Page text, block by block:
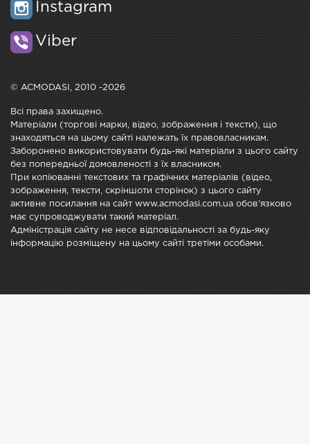
Instagram
Viber
© ACMODASI, 2010 -2026
Всі права захищено.
Матеріали (торгові марки, відео, зображення і тексти), що
знаходяться на цьому сайті належать їх правовласникам.
Заборонено використовувати будь-які матеріали з цього сайту
без попередньої домовленості з їх власником.
При копіюванні текстових та графічних матеріалів (відео,
зображення, тексти, скріншоти сторінок) з цього сайту
активне посилання на сайт www.acmodasi.com.ua обов'язково
має супроводжувати такий матеріал.
Адміністрація сайту не несе відповідальності за будь-яку
інформацію розміщену на цьому сайті третіми особами.